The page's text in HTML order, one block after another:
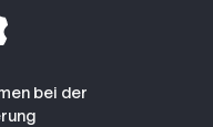
bei der